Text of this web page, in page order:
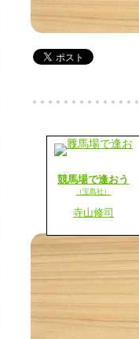
競馬場で逢おう
（宝島社）
寺山修司